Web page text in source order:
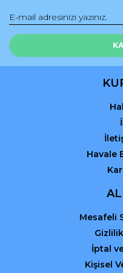
Ürün fiyatı diğer
Bu ürüne benzer farklı
Havale
Mesafeli
İptal
Kişisel